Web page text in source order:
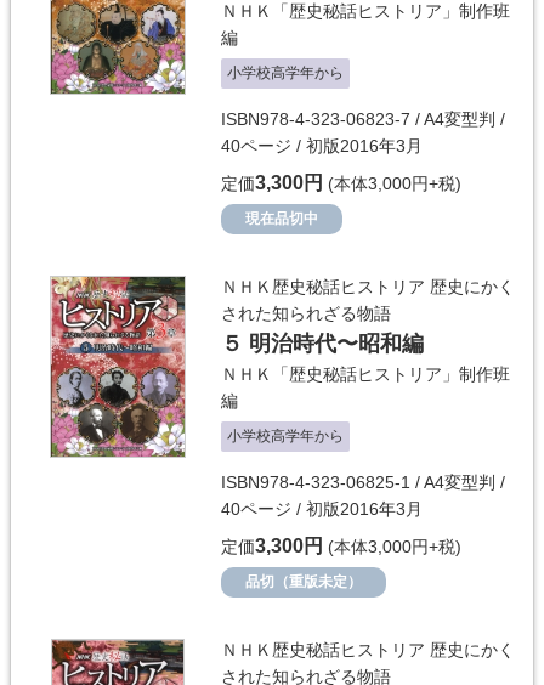
ＮＨＫ「歴史秘話ヒストリア」制作班
編
小学校高学年から
ISBN978-4-323-06823-7 / A4変型判 /
40ページ / 初版2016年3月
定価3,300円 (本体3,000円+税)
現在品切中
ＮＨＫ歴史秘話ヒストリア 歴史にかく
された知られざる物語
５ 明治時代〜昭和編
ＮＨＫ「歴史秘話ヒストリア」制作班
編
小学校高学年から
ISBN978-4-323-06825-1 / A4変型判 /
40ページ / 初版2016年3月
定価3,300円 (本体3,000円+税)
品切（重版未定）
ＮＨＫ歴史秘話ヒストリア 歴史にかく
された知られざる物語